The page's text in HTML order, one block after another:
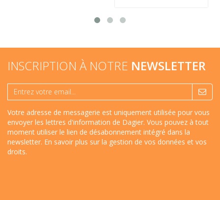
INSCRIPTION À NOTRE NEWSLETTER
Votre adresse de messagerie est uniquement utilisée pour vous
envoyer les lettres d'information de Dagier. Vous pouvez à tout
moment utiliser le lien de désabonnement intégré dans la
newsletter. En savoir plus sur la gestion de vos données et vos
droits.